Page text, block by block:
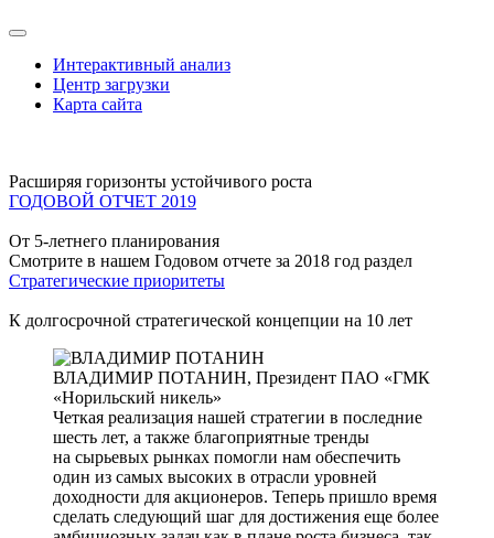
Интерактивный анализ
Центр загрузки
Карта сайта
Расширяя горизонты устойчивого роста
ГОДОВОЙ ОТЧЕТ 2019
От 5-летнего планирования
Смотрите в нашем Годовом отчете за 2018 год раздел
Стратегические приоритеты
К долгосрочной стратегической концепции на 10 лет
ВЛАДИМИР ПОТАНИН, Президент ПАО «ГМК
«Норильский никель»
Четкая реализация нашей стратегии в последние
шесть лет, а также благоприятные тренды
на сырьевых рынках помогли нам обеспечить
один из самых высоких в отрасли уровней
доходности для акционеров. Теперь пришло время
сделать следующий шаг для достижения еще более